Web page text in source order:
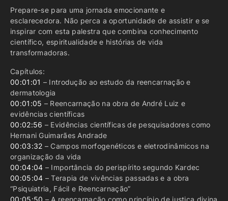
Prepare-se para uma jornada emocionante e
esclarecedora. Não perca a oportunidade de assistir e se
inspirar com esta palestra que combina conhecimento
científico, espiritualidade e histórias de vida
transformadoras.
Capítulos:
00:01:01 – Introdução ao estudo da reencarnação e
dermatologia
00:01:05 – Reencarnação na obra de André Luiz e
evidências científicas
00:02:56 – Evidências científicas de pesquisadores como
Hernani Guimarães Andrade
00:03:32 – Campos morfogenéticos e eletrodinâmicos na
organização da vida
00:04:04 – Importância do perispírito segundo Kardec
00:05:04 – Terapia de vivências passadas e a obra
“Psiquiatria, Fácil e Reencarnação”
00:05:50 – A reencarnação como princípio de justiça divina